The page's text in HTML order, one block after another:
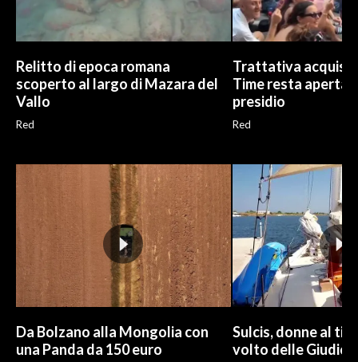
Relitto di epoca romana
scoperto al largo di Mazara del
Vallo
Red
Trattativa
Time resta aperta,
presidio
Red
Da Bolzano alla Mongolia con
una Panda da 150 euro
Sulcis, donne al
volto delle